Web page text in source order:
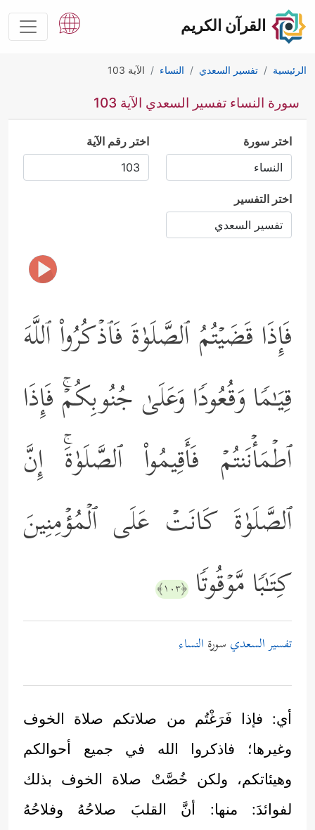
القرآن الكريم
الرئيسية تفسير السعدي النساء الآية 103
سورة النساء تفسير السعدي الآية 103
اختر سورة اختر رقم الآية
اختر التفسير
فَإِذَا قَضَیۡتُمُ ٱلصَّلَوٰةَ فَٱذۡكُرُواْ ٱللَّهَ
قِیَـٰمࣰا وَقُعُودࣰا وَعَلَىٰ جُنُوبِكُمۡۚ فَإِذَا
ٱطۡمَأۡنَنتُمۡ فَأَقِیمُواْ ٱلصَّلَوٰةَۚ إِنَّ
ٱلصَّلَوٰةَ كَانَتۡ عَلَى ٱلۡمُؤۡمِنِینَ
كِتَـٰبࣰا مَّوۡقُوتࣰا ﴿١٠٣﴾
تفسير السعدي سورة النساء
أي: فإذا فَرَغْتُم من صلاتكم صلاة الخوف
وغيرها؛ فاذكروا الله في جميع أحوالكم
وهيئاتكم، ولكن خُصَّتْ صلاة الخوف بذلك
لفوائدَ: منها: أنَّ القلبَ صلاحُهُ وفلاحُهُ